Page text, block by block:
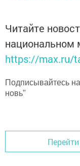
Читайте
национальном
https://max.ru/
Подписывайтесь
новь"